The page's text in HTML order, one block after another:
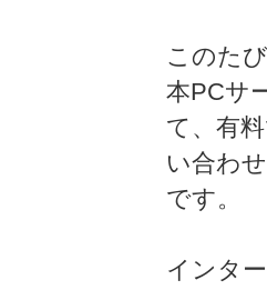
このた
本PCサ
て、有
い合わ
です。
インタ